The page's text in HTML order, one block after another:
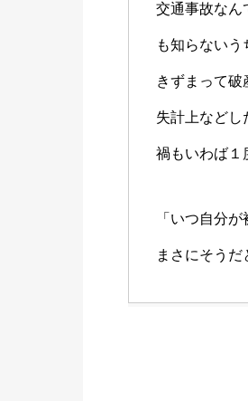
交通事故なん
も知らない
きずまって
失計上などし
禍もいわば１
「いつ自分
まさにそう